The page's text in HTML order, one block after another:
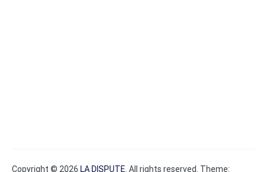
Copyright © 2026 LA DISPUTE . All rights reserved. Theme: